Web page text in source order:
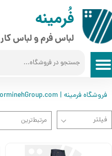
​​فُرمینه
لباس فرم و لباس کار
حساب کاربری من
تغییر گذر واژه
سفارشات
خروج از حساب کاربری
فروشگاه فرمینه | ForminehGroup.com
مرتبط‌ترین